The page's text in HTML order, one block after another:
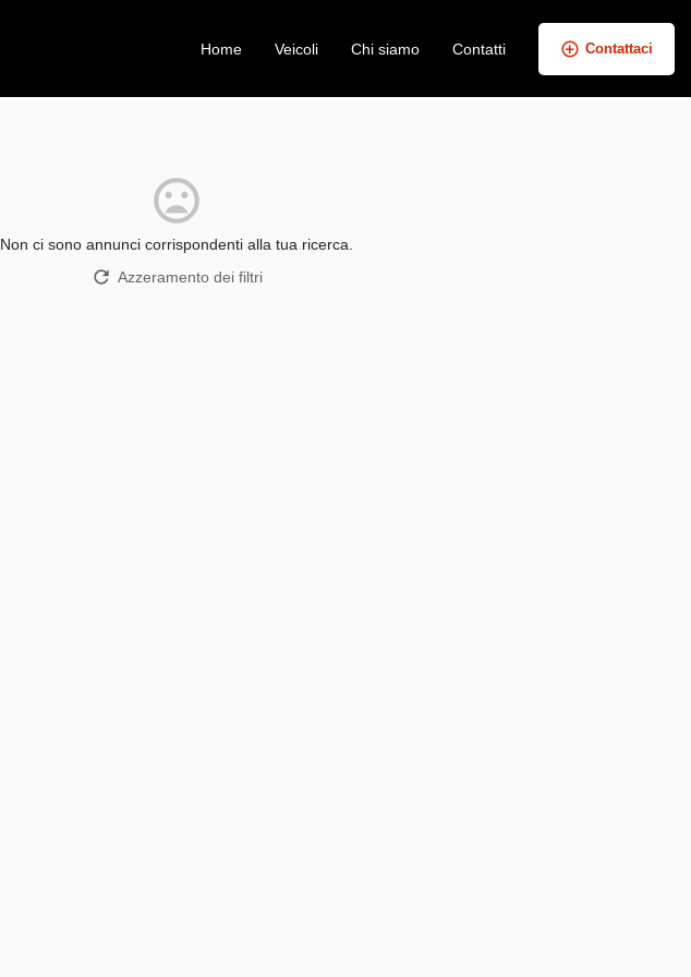
Home Veicoli Chi siamo Contatti Contattaci
Non ci sono annunci corrispondenti alla tua ricerca.
Azzeramento dei filtri